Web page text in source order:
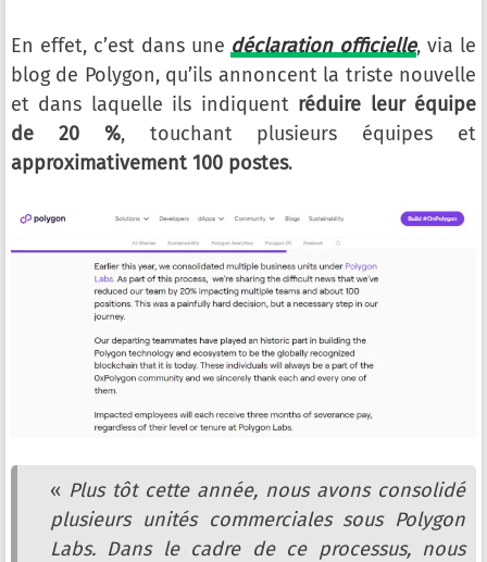
En effet, c’est dans une déclaration officielle, via le
blog de Polygon, qu’ils annoncent la triste nouvelle
et dans laquelle ils indiquent réduire leur équipe
de 20 %, touchant plusieurs équipes et
approximativement 100 postes.
« Plus tôt cette année, nous avons consolidé
plusieurs unités commerciales sous Polygon
Labs. Dans le cadre de ce processus, nous